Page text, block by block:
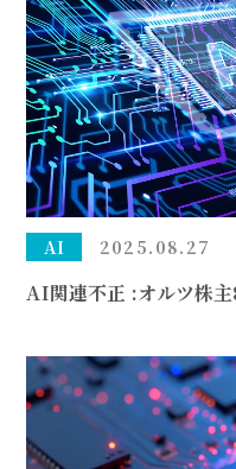
AI 2025.08.27
AI関連不正 :オルツ株